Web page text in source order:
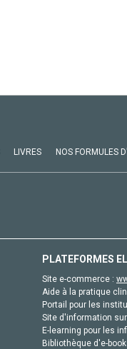
LIVRES NOS FORMULES
PLATEFORMES
Site e-commerce :
Aide à la pratique
Portail pour les
Site d'information sur
E-learning pour les
Bibliothèque d'e-